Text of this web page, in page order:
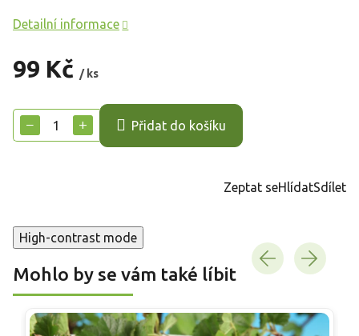
99 Kč / ks
cena:
+
− Přidat do košíku
Detailní informace
Zeptat seHlídatSdílet
High-contrast mode
Mohlo by se vám také líbit